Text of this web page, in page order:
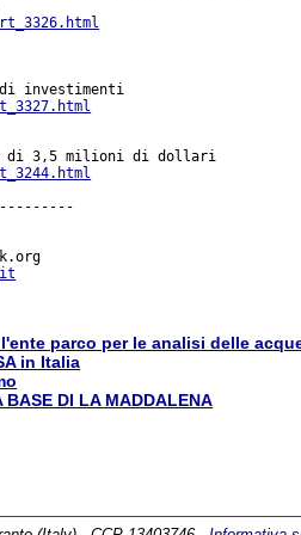
parco per le analisi delle
in Italia
DI LA MADDALENA